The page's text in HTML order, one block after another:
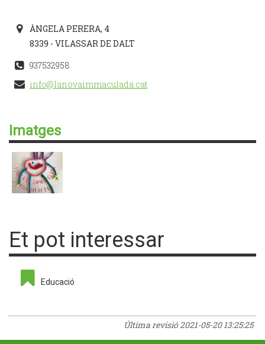
ÀNGELA PERERA, 4
8339 - VILASSAR DE DALT
937532958
info@lanovaimmaculada.cat
Imatges
Et pot interessar
Educació
Última revisió2021-05-20 13:25:25